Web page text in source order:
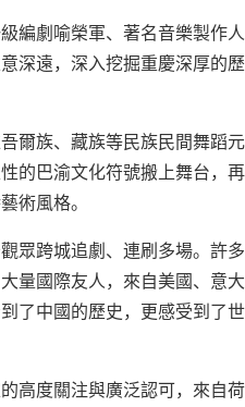
編劇喻榮軍、著名音樂製作
深遠，深入挖掘重慶深厚的
爾族、藏族等民族民間舞蹈
的巴渝文化符號搬上舞台，
術風格。
眾跨城追劇、連刷多場。許
量國際友人，來自美國、意
了中國的歷史，更感受到了
高度關注與廣泛認可，來自